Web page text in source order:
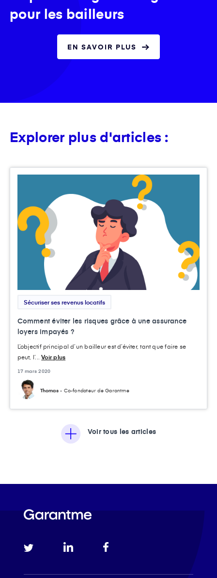
pour les bailleurs
EN SAVOIR PLUS
Explorer plus d'articles :
Sécuriser ses revenus locatifs
Comment éviter les risques grâce à une assurance
loyers impayés ?
L’objectif principal d’un bailleur est d’éviter, tant que faire se
peut, l’...Voir plus
17 mars 2020
Thomas- Co-fondateur de Garantme
Voir tous les articles